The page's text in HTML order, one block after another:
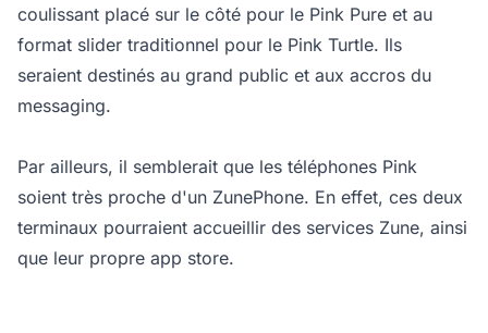
coulissant placé sur le côté pour le Pink Pure et au
format slider traditionnel pour le Pink Turtle. Ils
seraient destinés au grand public et aux accros du
messaging.
Par ailleurs, il semblerait que les téléphones Pink
soient très proche d'un ZunePhone. En effet, ces deux
terminaux pourraient accueillir des services Zune, ainsi
que leur propre app store.